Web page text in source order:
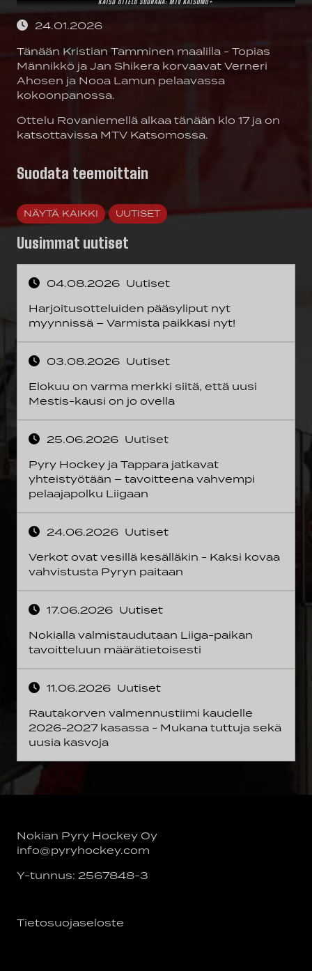
24.01.2026
Tänään Kristian Tamminen maalilla - Topias
Männikkö ja Jan Shikera korvaavat Verneri
Ahosen ja Nooa Lamun pelaavassa
kokoonpanossa.
Ottelu Rovaniemellä alkaa tänään klo 17 ja on
katsottavissa MTV Katsomossa.
Suodata teemoittain
NÄYTÄ KAIKKI UUTISET
Uusimmat uutiset
04.08.2026 Uutiset
Harjoitusotteluiden pääsyliput nyt
myynnissä – Varmista paikkasi nyt!
03.08.2026 Uutiset
Elokuu on varma merkki siitä, että uusi
Mestis-kausi on jo ovella
25.06.2026 Uutiset
Pyry Hockey ja Tappara jatkavat
yhteistyötään – tavoitteena vahvempi
pelaajapolku Liigaan
24.06.2026 Uutiset
Verkot ovat vesillä kesälläkin - Kaksi kovaa
vahvistusta Pyryn paitaan
17.06.2026 Uutiset
Nokialla valmistaudutaan Liiga-paikan
tavoitteluun määrätietoisesti
11.06.2026 Uutiset
Rautakorven valmennustiimi kaudelle
2026-2027 kasassa - Mukana tuttuja sekä
uusia kasvoja
Nokian Pyry Hockey Oy
info@pyryhockey.com
Y-tunnus: 2567848-3
Tietosuojaseloste